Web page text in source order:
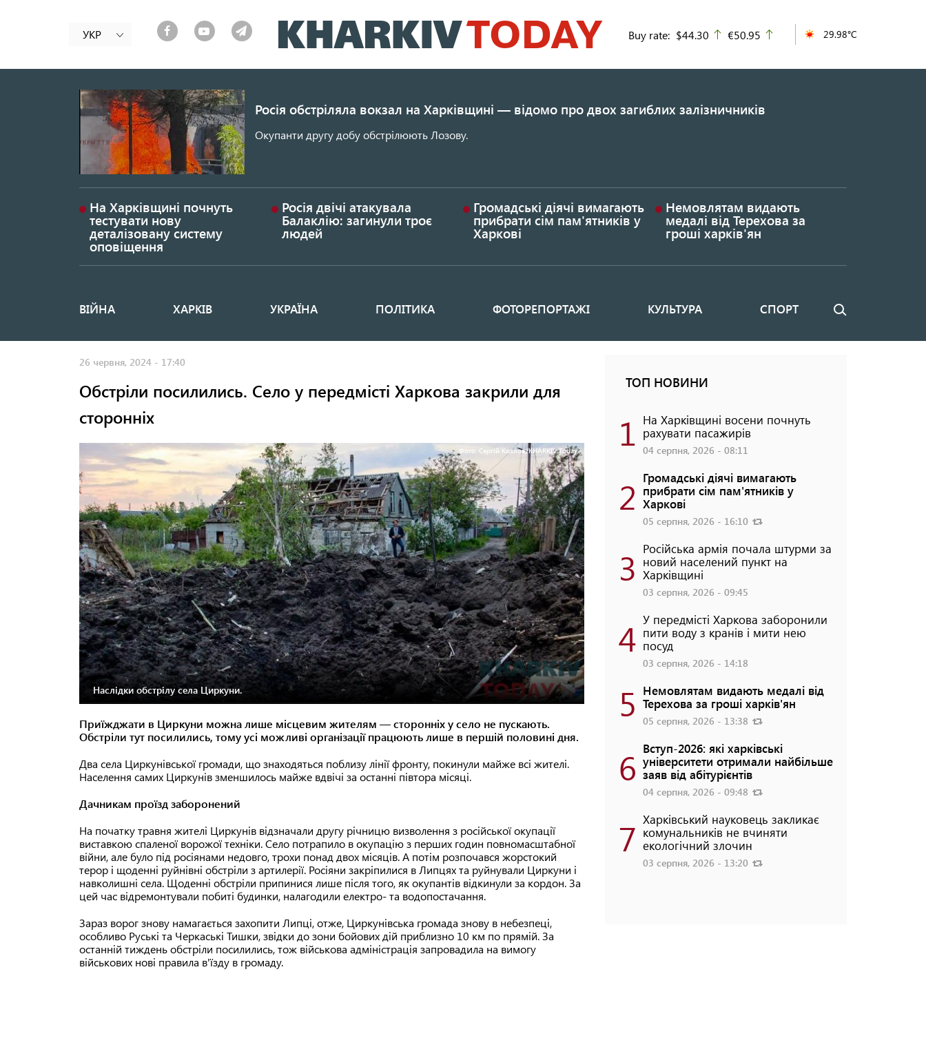
до
основного
УКР Buy rate: $44.30 up
€50.95 29.98°C
Росія обстріляла вокзал на Харківщині — відомо про двох загиблих залізничників
Окупанти другу добу обстрілюють Лозову.
На Харківщині почнуть
тестувати нову
деталізовану систему
оповіщення
Росія двічі атакувала
Балаклію: загинули троє
людей
Громадські діячі вимагають
прибрати сім пам'ятників у
Харкові
Немовлятам видають
медалі від Терехова за
гроші харків'ян
Основная
ВІЙНА ХАРКІВ УКРАЇНА ПОЛІТИКА ФОТОРЕПОРТАЖІ КУЛЬТУРА СПОРТ Пошук
26 червня, 2024 - 17:40
Обстріли посилились. Село у передмісті Харкова закрили для
сторонніх
Фото: Сергій Козлов/KHARKIV Today
Наслідки обстрілу села Циркуни.
Приїжджати в Циркуни можна лише місцевим жителям — сторонніх у село не пускають.
Обстріли тут посилились, тому усі можливі організації працюють лише в першій половині дня.
Два села Циркунівської громади, що знаходяться поблизу лінії фронту, покинули майже всі жителі.
Населення самих Циркунів зменшилось майже вдвічі за останні півтора місяці.
Дачникам проїзд заборонений
На початку травня жителі Циркунів відзначали другу річницю визволення з російської окупації
виставкою спаленої ворожої техніки. Село потрапило в окупацію з перших годин повномасштабної
війни, але було під росіянами недовго, трохи понад двох місяців. А потім розпочався жорстокий
терор і щоденні руйнівні обстріли з артилерії. Росіяни закріпилися в Липцях та руйнували Циркуни і
навколишні села. Щоденні обстріли припинися лише після того, як окупантів відкинули за кордон. За
цей час відремонтували побиті будинки, налагодили електро- та водопостачання.
Зараз ворог знову намагається захопити Липці, отже, Циркунівська громада знову в небезпеці,
особливо Руські та Черкаські Тишки, звідки до зони бойових дій приблизно 10 км по прямій. За
останній тиждень обстріли посилились, тож військова адміністрація запровадила на вимогу
військових нові правила в'їзду в громаду.
ТОП НОВИНИ
1 На Харківщині восени почнуть
рахувати пасажирів
04 серпня, 2026 - 08:11
2 Громадські діячі вимагають
прибрати сім пам'ятників у
Харкові
05 серпня, 2026 - 16:10
3 Російська армія почала штурми за
новий населений пункт на
Харківщині
03 серпня, 2026 - 09:45
4 У передмісті Харкова заборонили
пити воду з кранів і мити нею
посуд
03 серпня, 2026 - 14:18
5 Немовлятам видають медалі від
Терехова за гроші харків'ян
05 серпня, 2026 - 13:38
6 Вступ-2026: які харківські
університети отримали найбільше
заяв від абітурієнтів
04 серпня, 2026 - 09:48
7 Харківський науковець закликає
комунальників не вчиняти
екологічний злочин
03 серпня, 2026 - 13:20